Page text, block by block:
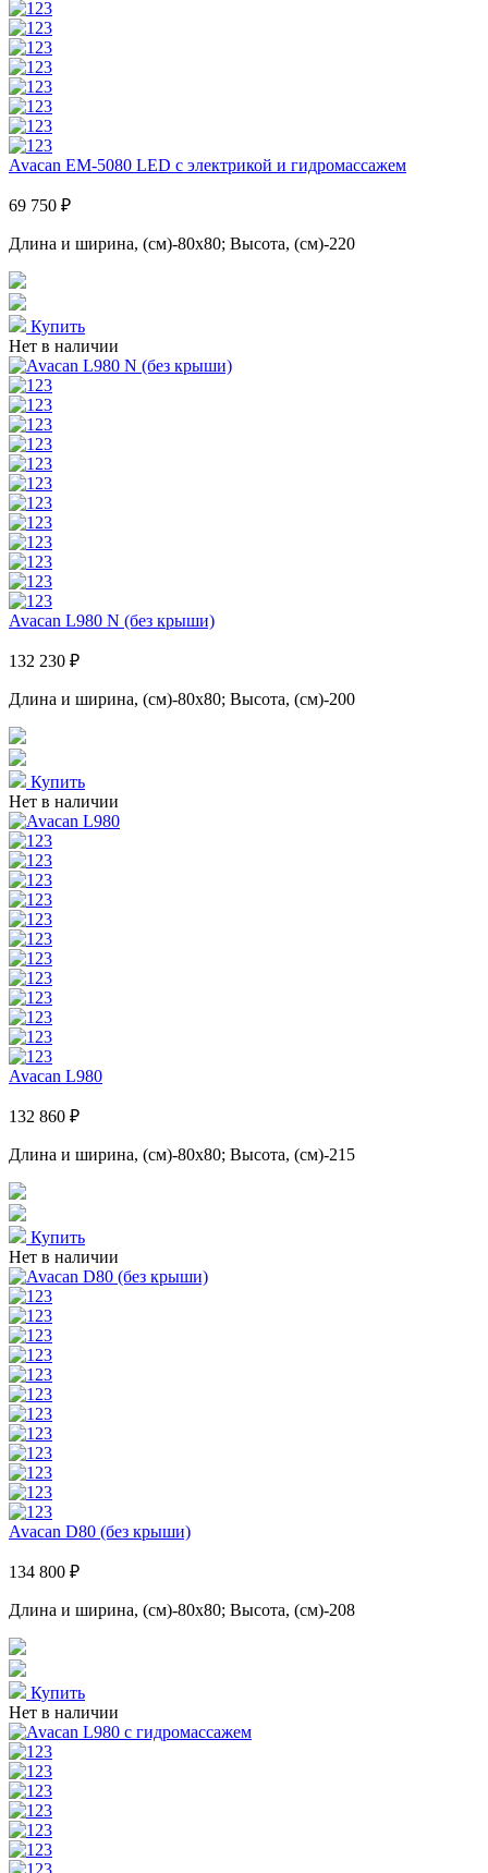
Avacan EM-5080 LED с электрикой и гидромассажем
69 750 ₽
Длина и ширина, (см)-80x80; Высота, (см)-220
Купить
Нет в наличии
Avacan L980 N (без крыши)
132 230 ₽
Длина и ширина, (см)-80x80; Высота, (см)-200
Купить
Нет в наличии
Avacan L980
132 860 ₽
Длина и ширина, (см)-80x80; Высота, (см)-215
Купить
Нет в наличии
Avacan D80 (без крыши)
134 800 ₽
Длина и ширина, (см)-80x80; Высота, (см)-208
Купить
Нет в наличии